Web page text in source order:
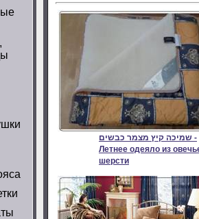
שמיכה קיץ מצמר כבשים -
Летнее одеяло из
шерсти